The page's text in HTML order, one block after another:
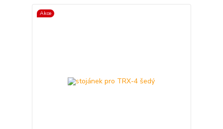
Akce